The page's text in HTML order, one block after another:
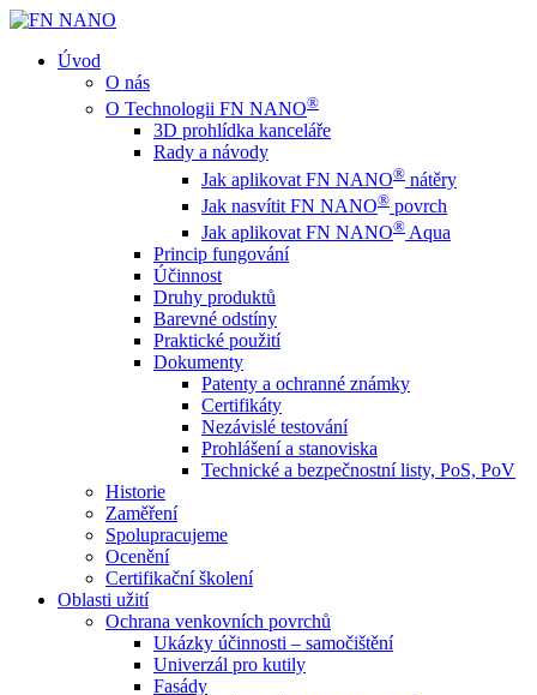
Úvod
O nás
O Technologii FN NANO®
3D prohlídka kanceláře
Rady a návody
Jak aplikovat FN NANO® nátěry
Jak nasvítit FN NANO® povrch
Jak aplikovat FN NANO® Aqua
Princip fungování
Účinnost
Druhy produktů
Barevné odstíny
Praktické použití
Dokumenty
Patenty a ochranné známky
Certifikáty
Nezávislé testování
Prohlášení a stanoviska
Technické a bezpečnostní listy, PoS, PoV
Historie
Zaměření
Spolupracujeme
Ocenění
Certifikační školení
Oblasti užití
Ochrana venkovních povrchů
Ukázky účinnosti – samočištění
Univerzál pro kutily
Fasády